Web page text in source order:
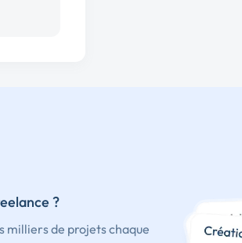
?
milliers de projets chaque